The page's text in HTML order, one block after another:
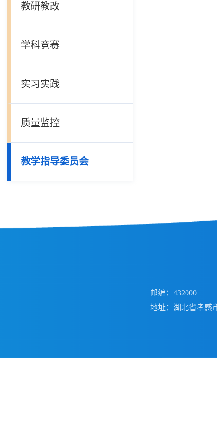
教研教改
学科竞赛
实习实践
质量监控
教学指导委员会
邮编：432000
地址：湖北省孝感